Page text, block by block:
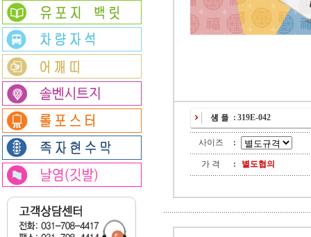
: 319E-042
사이즈 :
가 격 : 별도협의